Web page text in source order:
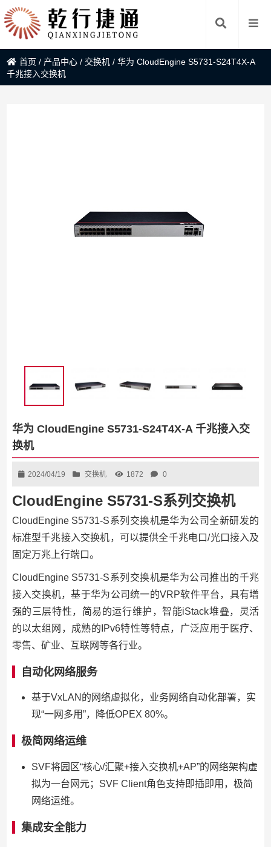
首页 / 产品中心 / 交换机 /华为 CloudEngine S5731-S24T4X-A
千兆接入交换机
华为 CloudEngine S5731-S24T4X-A 千兆接入交
换机
2024/04/19 交换机 1872 0
CloudEngine S5731-S系列交换机
CloudEngine S5731-S系列交换机是华为公司全新研发的
标准型千兆接入交换机，可以提供全千兆电口/光口接入及
固定万兆上行端口。
CloudEngine S5731-S系列交换机是华为公司推出的千兆
接入交换机，基于华为公司统一的VRP软件平台，具有增
强的三层特性，简易的运行维护，智能iStack堆叠，灵活
的以太组网，成熟的IPv6特性等特点，广泛应用于医疗、
零售、矿业、互联网等各行业。
自动化网络服务
基于VxLAN的网络虚拟化，业务网络自动化部署，实
现“一网多用”，降低OPEX 80%。
极简网络运维
SVF将园区“核心/汇聚+接入交换机+AP”的网络架构虚
拟为一台网元；SVF Client角色支持即插即用，极简
网络运维。
集成安全能力